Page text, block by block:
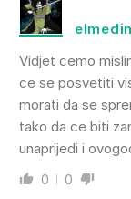
elmedin
Vidjet cemo
ce se posvetiti
morati da se
tako da ce biti
unaprijedi i
0 0